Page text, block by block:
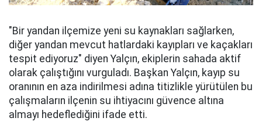
"Bir yandan ilçemize yeni su kaynakları sağlarken,
diğer yandan mevcut hatlardaki kayıpları ve kaçakları
tespit ediyoruz" diyen Yalçın, ekiplerin sahada aktif
olarak çalıştığını vurguladı. Başkan Yalçın, kayıp su
oranının en aza indirilmesi adına titizlikle yürütülen bu
çalışmaların ilçenin su ihtiyacını güvence altına
almayı hedeflediğini ifade etti.